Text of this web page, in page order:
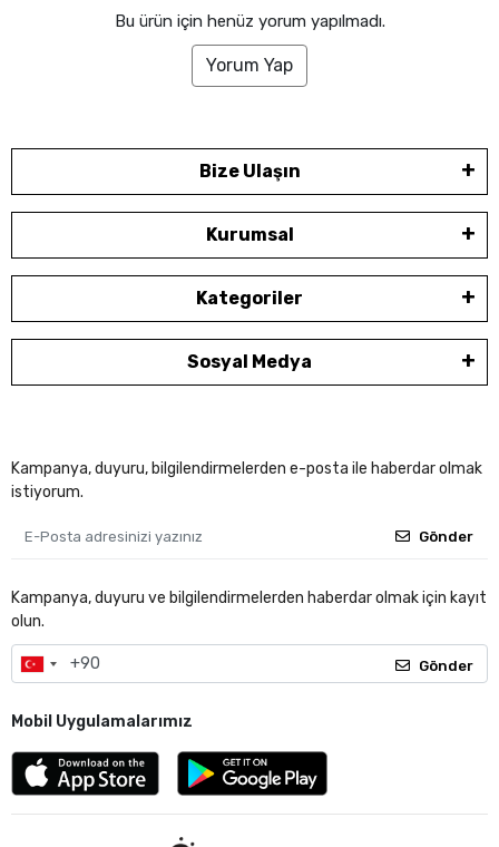
Bu ürün için henüz yorum yapılmadı.
Yorum Yap
Bize Ulaşın
Kurumsal
Kategoriler
Sosyal Medya
Kampanya, duyuru, bilgilendirmelerden e-posta ile haberdar olmak
istiyorum.
Gönder
Kampanya, duyuru ve bilgilendirmelerden haberdar olmak için kayıt
olun.
Gönder
Mobil Uygulamalarımız